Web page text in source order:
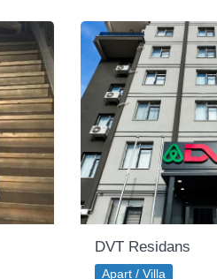
DVT Residans
Apart / Villa